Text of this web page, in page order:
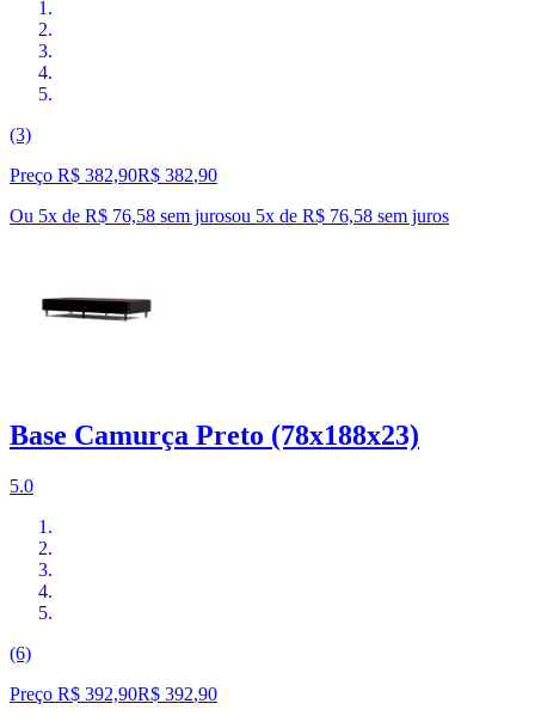
(3)
Preço R$ 382,90R$ 382,90
Ou 5x de R$ 76,58 sem jurosou 5x de R$ 76,58 sem juros
Base Camurça Preto (78x188x23)
5.0
(6)
Preço R$ 392,90R$ 392,90